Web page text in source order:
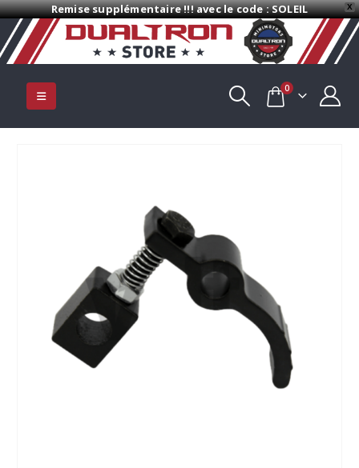
X
Remise supplémentaire !!! avec le code : SOLEIL
0